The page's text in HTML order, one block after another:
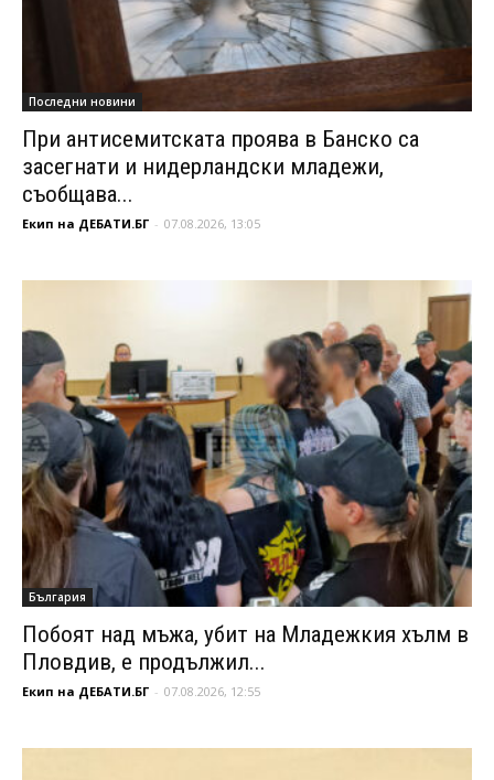
Последни новини
При антисемитската проява в Банско са
засегнати и нидерландски младежи,
съобщава...
Екип на ДЕБАТИ.БГ - 07.08.2026, 13:05
България
Побоят над мъжа, убит на Младежкия хълм в
Пловдив, е продължил...
Екип на ДЕБАТИ.БГ - 07.08.2026, 12:55